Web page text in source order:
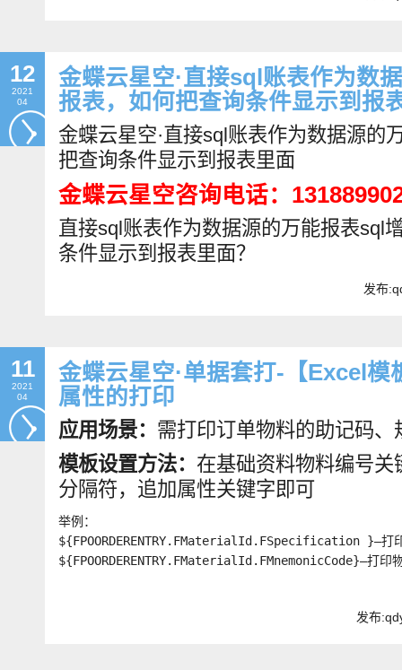
12
2021
04
金蝶云星空·直接sql账表作为数
报表，如何把查询条件显示到报
金蝶云星空·直接sql账表作为数据源的
把查询条件显示到报表里面
金蝶云星空咨询电话：
直接sql账表作为数据源的万能报表sql
条件显示到报表里面？
发布
11
2021
04
金蝶云星空·单据套打-【Excel模
属性的打印
应用场景： 需打印订单物料的助记码
模板设置方法： 在基础资料物料编号关
分隔符，追加属性关键字即可
举例：
${FPOORDERENTRY.FMaterialId.FSpecification }—打
${FPOORDERENTRY.FMaterialId.FMnemonicCode}—打印
发布